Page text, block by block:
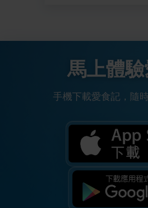
馬上體
手機下載愛食記，隨